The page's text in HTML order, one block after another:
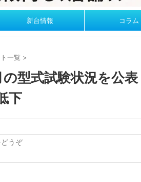
新台情報 コラム
一覧 >
の型式試験状況を公
下